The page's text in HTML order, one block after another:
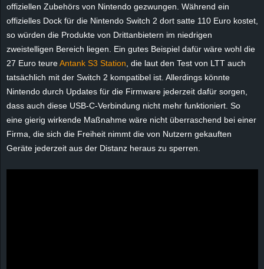
offiziellen Zubehörs von Nintendo gezwungen. Während ein
offizielles Dock für die Nintendo Switch 2 dort satte 110 Euro kostet,
so würden die Produkte von Drittanbietern im niedrigen
zweistelligen Bereich liegen. Ein gutes Beispiel dafür wäre wohl die
27 Euro teureAntank S3 Station , die laut den Test von LTT auch
tatsächlich mit der Switch 2 kompatibel ist. Allerdings könnte
Nintendo durch Updates für die Firmware jederzeit dafür sorgen,
dass auch diese USB-C-Verbindung nicht mehr funktioniert. So
eine gierig wirkende Maßnahme wäre nicht überraschend bei einer
Firma, die sich die Freiheit nimmt die von Nutzern gekauften
Geräte jederzeit aus der Distanz heraus zu sperren.